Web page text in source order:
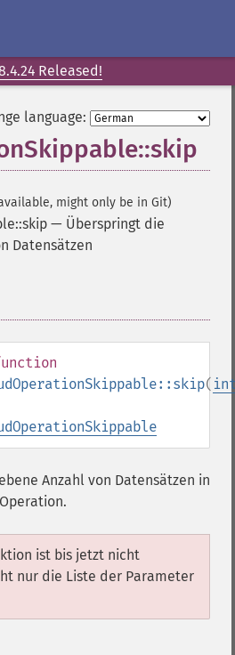
Released!
language:
might only be in Git)
— Überspringt die
Datensätzen
(
Anzahl von Datensätzen in
ist bis jetzt nicht
nur die Liste der Parameter